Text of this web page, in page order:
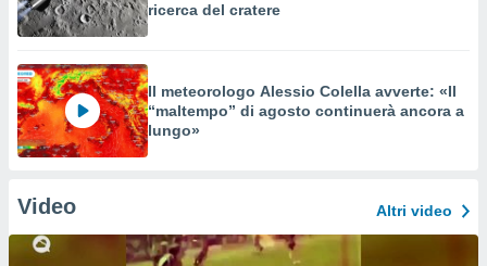
ricerca del cratere
Il meteorologo Alessio Colella avverte: «Il
“maltempo” di agosto continuerà ancora a
lungo»
Video Altri video